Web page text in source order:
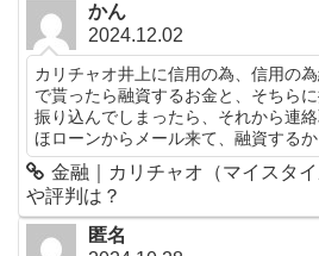
かん
2024.12.02
カリチャオ井上に信用の為、信用の
で貰ったら融資するお金と、そちら
振り込んでしまったら、それから連
ほローンからメール来て、融資する
金融｜カリチャオ（マイスタ
や評判は？
匿名